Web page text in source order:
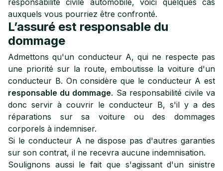
responsabilité civile automobile, voici quelques cas
auxquels vous pourriez être confronté.
L’assuré est responsable du
dommage
Admettons qu'un conducteur A, qui ne respecte pas
une priorité sur la route, emboutisse la voiture d'un
conducteur B. On considère que le conducteur A est
responsable du dommage. Sa responsabilité civile va
donc servir à couvrir le conducteur B, s'il y a des
réparations sur sa voiture ou des dommages
corporels à indemniser.
Si le conducteur A ne dispose pas d'autres garanties
sur son contrat, il ne recevra aucune indemnisation.
Soulignons aussi le fait que s'agissant d'un sinistre